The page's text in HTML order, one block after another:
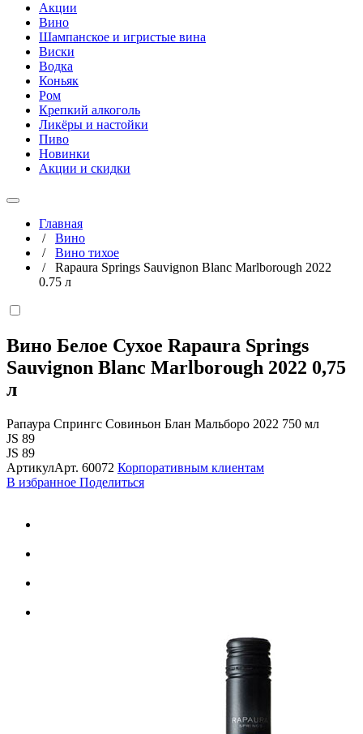
Акции
Вино
Шампанское и игристые вина
Виски
Водка
Коньяк
Ром
Крепкий алкоголь
Ликёры и настойки
Пиво
Новинки
Акции и скидки
Главная
/ Вино
/ Вино тихое
/ Rapaura Springs Sauvignon Blanc Marlborough 2022
0.75 л
Вино Белое Сухое Rapaura Springs
Sauvignon Blanc Marlborough 2022 0,75
л
Рапаура Спрингс Совиньон Блан Мальборо 2022 750 мл
JS 89
JS 89
АртикулАрт. 60072 Корпоративным клиентам
В избранное Поделиться